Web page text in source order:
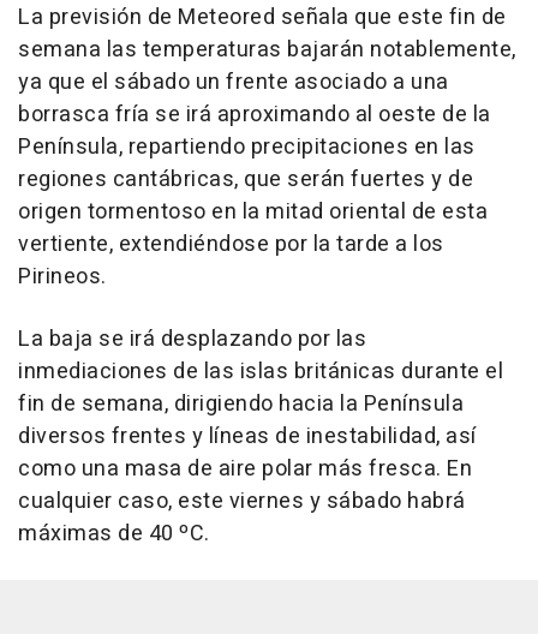
La previsión de Meteored señala que este fin de
semana las temperaturas bajarán notablemente,
ya que el sábado un frente asociado a una
borrasca fría se irá aproximando al oeste de la
Península, repartiendo precipitaciones en las
regiones cantábricas, que serán fuertes y de
origen tormentoso en la mitad oriental de esta
vertiente, extendiéndose por la tarde a los
Pirineos.
La baja se irá desplazando por las
inmediaciones de las islas británicas durante el
fin de semana, dirigiendo hacia la Península
diversos frentes y líneas de inestabilidad, así
como una masa de aire polar más fresca. En
cualquier caso, este viernes y sábado habrá
máximas de 40 ºC.